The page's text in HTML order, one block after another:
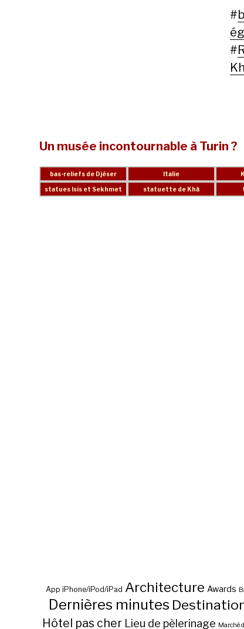
#
#
Un musée incontournable à Turin ?
App iPhone/iPod/iPad Architecture Awards
Dernières minutes
Hôtel pas cher Lieu de pèlerinage Marché